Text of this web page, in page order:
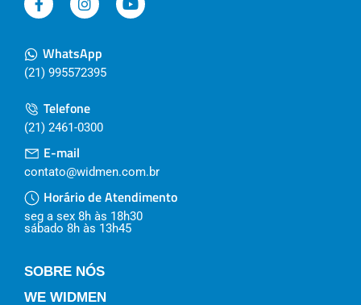
WhatsApp
(21) 995572395
Telefone
(21) 2461-0300
E-mail
contato@widmen.com.br
Horário de Atendimento
seg a sex 8h às 18h30
sábado 8h às 13h45
SOBRE NÓS
WE WIDMEN